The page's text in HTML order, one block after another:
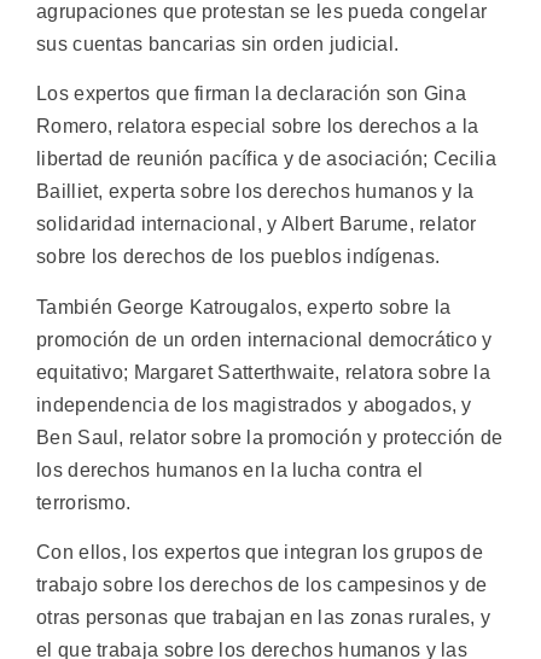
agrupaciones que protestan se les pueda congelar
sus cuentas bancarias sin orden judicial.
Los expertos que firman la declaración son Gina
Romero, relatora especial sobre los derechos a la
libertad de reunión pacífica y de asociación; Cecilia
Bailliet, experta sobre los derechos humanos y la
solidaridad internacional, y Albert Barume, relator
sobre los derechos de los pueblos indígenas.
También George Katrougalos, experto sobre la
promoción de un orden internacional democrático y
equitativo; Margaret Satterthwaite, relatora sobre la
independencia de los magistrados y abogados, y
Ben Saul, relator sobre la promoción y protección de
los derechos humanos en la lucha contra el
terrorismo.
Con ellos, los expertos que integran los grupos de
trabajo sobre los derechos de los campesinos y de
otras personas que trabajan en las zonas rurales, y
el que trabaja sobre los derechos humanos y las